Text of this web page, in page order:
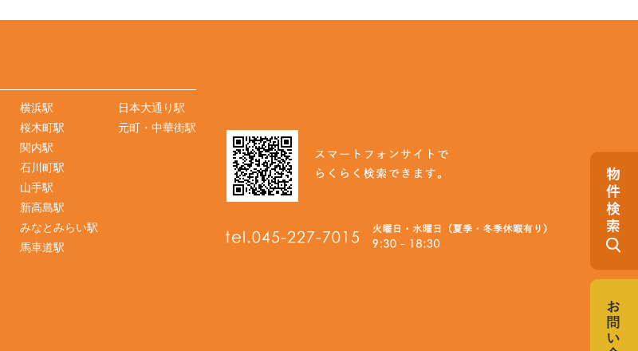
横浜駅
桜木町駅
関内駅
石川町駅
山手駅
新高島駅
みなとみらい駅
馬車道駅
日本大通り駅
元町・中華街駅